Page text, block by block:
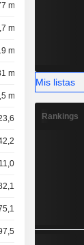
mil M
mil M
mil M
mil M
mil M
M
M
M
M
M
M
Mis listas
Rankings